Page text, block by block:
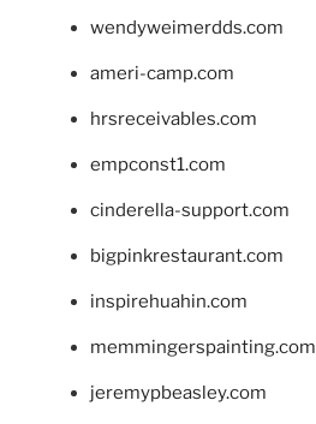
wendyweimerdds.com
ameri-camp.com
hrsreceivables.com
empconst1.com
cinderella-support.com
bigpinkrestaurant.com
inspirehuahin.com
memmingerspainting.com
jeremypbeasley.com